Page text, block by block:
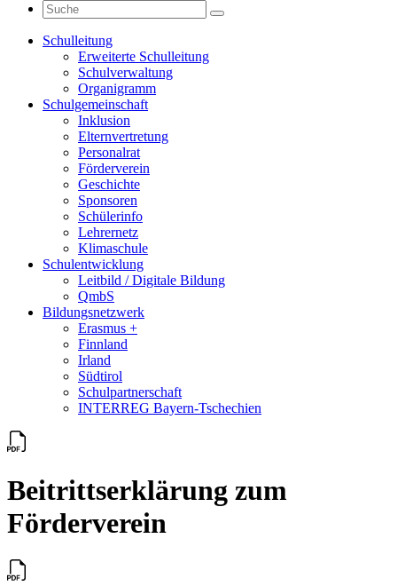
Schulleitung
Erweiterte Schulleitung
Schulverwaltung
Organigramm
Schulgemeinschaft
Inklusion
Elternvertretung
Personalrat
Förderverein
Geschichte
Sponsoren
Schülerinfo
Lehrernetz
Klimaschule
Schulentwicklung
Leitbild / Digitale Bildung
QmbS
Bildungsnetzwerk
Erasmus +
Finnland
Irland
Südtirol
Schul­partner­schaft
INTERREG Bayern-Tschechien
Beitrittserklärung zum
Förderverein